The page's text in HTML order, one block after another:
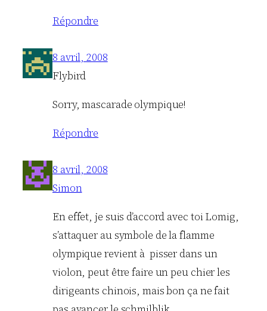
Répondre
8 avril, 2008
Flybird
Sorry, mascarade olympique!
Répondre
8 avril, 2008
Simon
En effet, je suis d’accord avec toi Lomig,
s’attaquer au symbole de la flamme
olympique revient à pisser dans un
violon, peut être faire un peu chier les
dirigeants chinois, mais bon ça ne fait